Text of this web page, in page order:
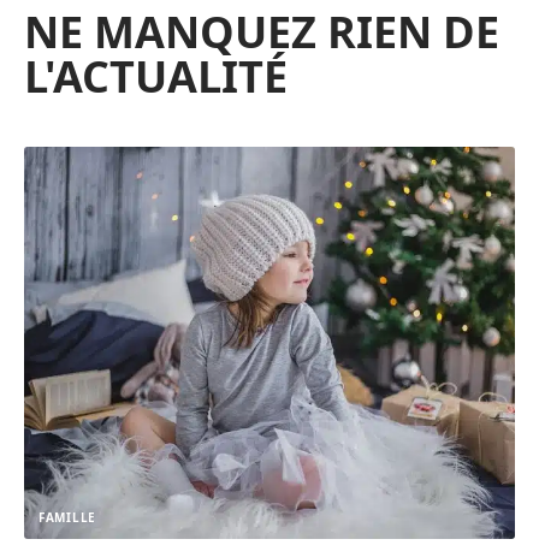
NE MANQUEZ RIEN DE
L'ACTUALITÉ
FAMILLE